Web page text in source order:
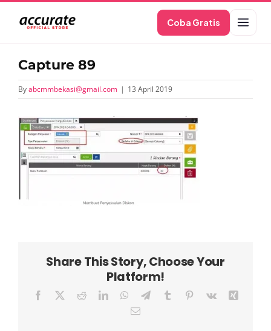
content
Coba Gratis
Capture 89
Byabcmmbekasi@gmail.com | 13 April 2019
Share This Story, Choose Your
Platform!
Facebook RedditLinkedInWhatsApp
TelegramTumblr Pinterest
Vk
Email